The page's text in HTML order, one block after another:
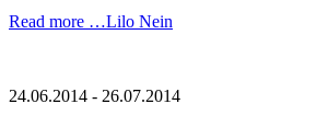
Read more …Lilo Nein
24.06.2014 - 26.07.2014